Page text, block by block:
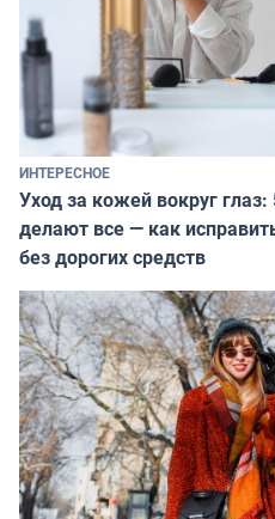
ИНТЕРЕСНОЕ
Уход за кожей вокруг
делают все — как
без дорогих средств